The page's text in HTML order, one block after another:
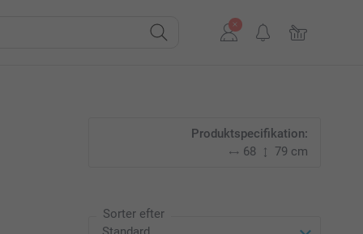
Produktspecifikation:
68
79 cm
Sorter efter